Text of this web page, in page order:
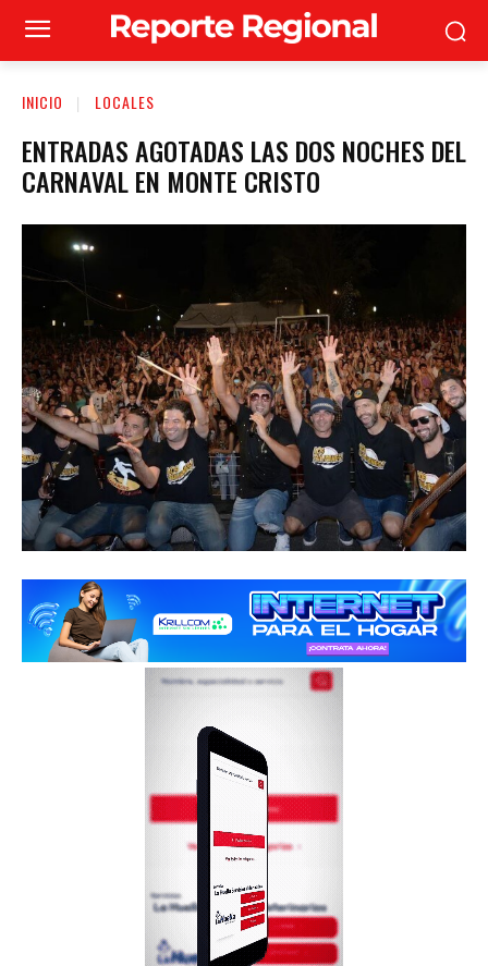
INICIO LOCALES
ENTRADAS AGOTADAS LAS DOS NOCHES DEL
CARNAVAL EN MONTE CRISTO